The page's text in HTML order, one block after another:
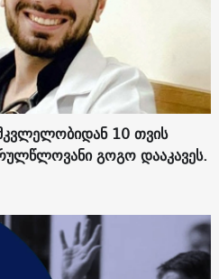
10 თვის
გოგო დააკავეს.